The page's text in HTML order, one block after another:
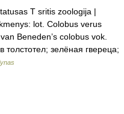
T sritis zoologija |
lot. Colobus verus
Beneden’s colobus vok.
зелёная гвереца;